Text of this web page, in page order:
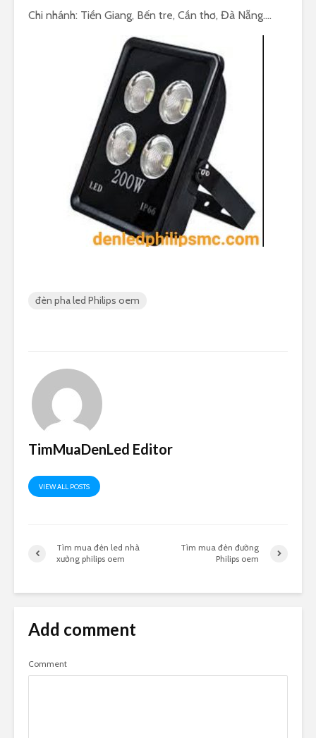
Chi nhánh: Tiền Giang, Bến tre, Cần thơ, Đà Nẵng….
đèn pha led Philips oem
TimMuaDenLed Editor
VIEW ALL POSTS
Tìm mua đèn led nhà
xưởng philips oem
Tìm mua đèn đường
Philips oem
Add comment
Comment